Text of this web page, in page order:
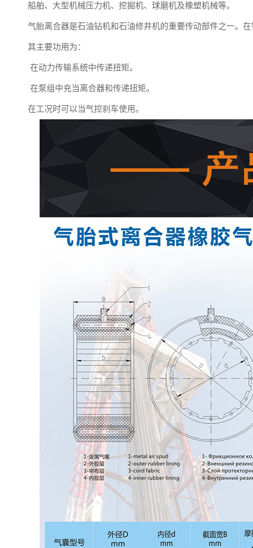
船舶、大型机械压力机、挖掘机、球磨机及橡塑机械等。
气胎离合器是石油钻机和石油修井机的重要传动部件之一。
其主要功用为：
在动力传输系统中传递扭矩。
在泵组中充当离合器和传递扭矩。
在工况时可以当气控刹车使用。